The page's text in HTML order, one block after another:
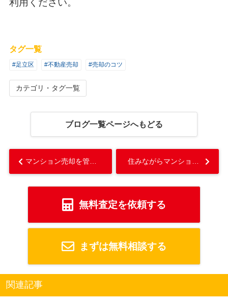
タグ一覧
#足立区 #不動産売却 #売却のコツ
カテゴリ・タグ一覧
ブログ一覧ページへもどる
無料査定を依頼する
まずは無料相談する
関連記事